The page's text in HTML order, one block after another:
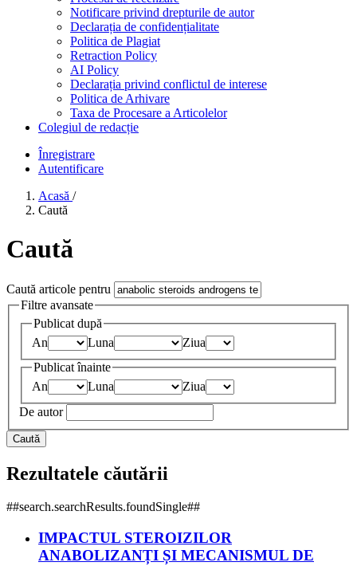
Notificare privind drepturile de autor
Declarația de confidențialitate
Politica de Plagiat
Retraction Policy
AI Policy
Declarația privind conflictul de interese
Politica de Arhivare
Taxa de Procesare a Articolelor
Colegiul de redacție
Înregistrare
Autentificare
Acasă /
Caută
Caută
Caută articole pentru
Filtre avansate
Publicat după
An
Luna
Ziua
Publicat înainte
An
Luna
Ziua
De autor
Caută
Rezultatele căutării
##search.searchResults.foundSingle##
IMPACTUL STEROIZILOR
ANABOLIZANȚI ȘI MECANISMUL DE